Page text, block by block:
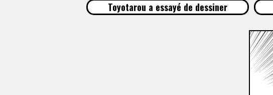
Toyotarou a essayé de dessiner